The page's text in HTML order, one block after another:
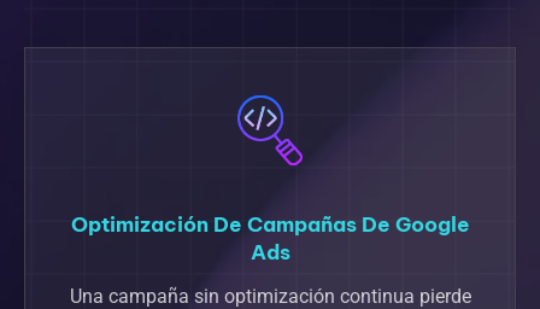
Optimización De Campañas De Google
Ads
Una campaña sin optimización continua pierde